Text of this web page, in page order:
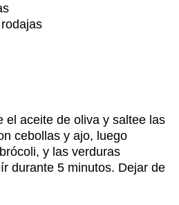
el aceite de oliva y saltee las
cebollas y ajo, luego
y las verduras
durante 5 minutos. Dejar de